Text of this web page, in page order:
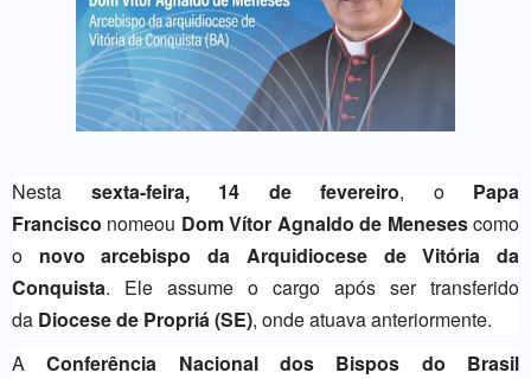
Nesta sexta-feira, 14 de fevereiro, o Papa
Francisco nomeou Dom Vítor Agnaldo de Menesescomo
o novo arcebispo da Arquidiocese de Vitória da
Conquista. Ele assume o cargo após ser transferido
da Diocese de Propriá (SE), onde atuava anteriormente.
AConferência Nacional dos Bispos do Brasil